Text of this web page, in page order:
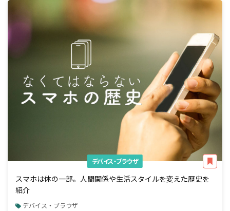
デバイス・ブラウザ
スマホは体の一部。人間関係や生活スタイルを変えた歴史を
紹介
デバイス・ブラウザ